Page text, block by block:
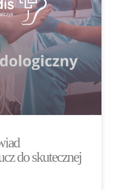
do skutecznej